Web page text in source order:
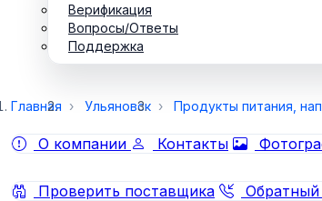
Верификация
Вопросы/Ответы
Поддержка
Главная Ульяновск Продукты питания,
О компании Контакты
Проверить поставщика Обратный